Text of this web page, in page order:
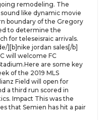
remodeling. The
like dynamic movie
boundary of the Gregory
to determine the
for teleseisraic arrivals.
][b]nike jordan sales[/b]
will welcome FC
are some key
of the 2019 MLS
Field will open for
a third run scored in
Impact This was the
that Semien has hit a pair